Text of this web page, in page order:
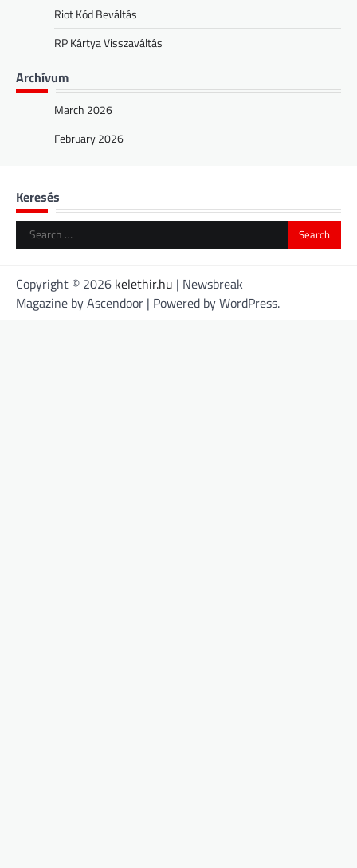
Riot Kód Beváltás
RP Kártya Visszaváltás
Archívum
March 2026
February 2026
Keresés
Search
for:
Copyright © 2026 kelethir.hu | Newsbreak
Magazine byAscendoor | Powered byWordPress.